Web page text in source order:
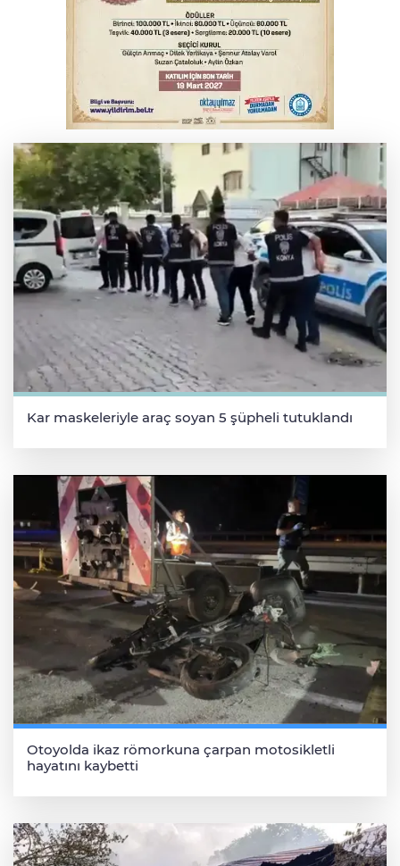
Serbest piyasada döviz fiyatları
Otomobil kanala uçtu: 2 yaralı
Kar maskeleriyle araç soyan 5 şüpheli tutuklandı
Otoyolda ikaz römorkuna çarpan motosikletli
hayatını kaybetti